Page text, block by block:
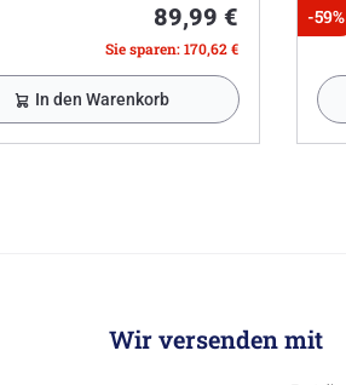
89,99 €
Sie sparen: 170,62 €
In den Warenkorb
-59%
Wir versenden mit